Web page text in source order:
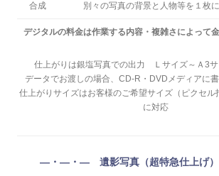
合成 別々の写真の背景と人物等を１枚に
デジタルの料金は作業する内容・複雑さによって金
仕上がりは銀塩写真での出力 Ｌサイズ～Ａ3サ
データでお渡しの場合、CD-R・DVDメディアに書
仕上がりサイズはお客様のご希望サイズ（ピクセル
に対応
―・―・― 遺影写真（超特急仕上